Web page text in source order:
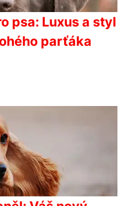
psa: Luxus a styl
parťáka